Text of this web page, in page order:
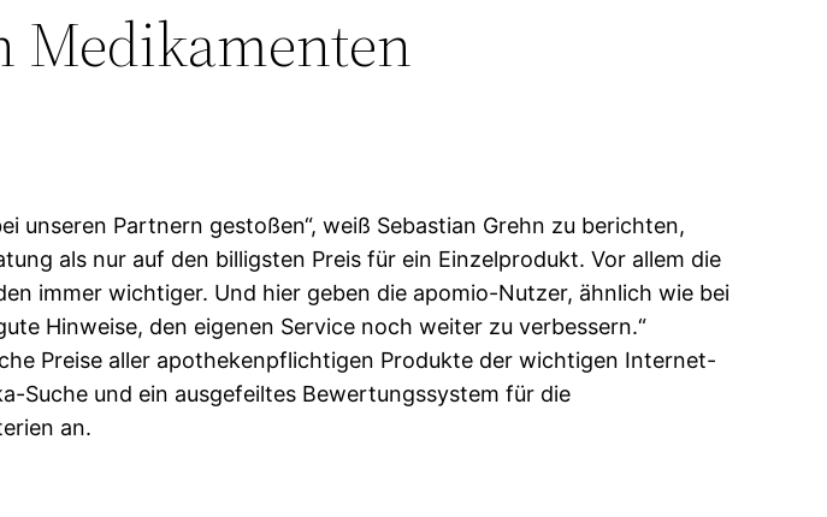
Medikamenten
unseren Partnern gestoßen“, weiß Sebastian Grehn zu berichten,
als nur auf den billigsten Preis für ein Einzelprodukt. Vor allem die
immer wichtiger. Und hier geben die apomio-Nutzer, ähnlich wie bei
Hinweise, den eigenen Service noch weiter zu verbessern.“
Preise aller apothekenpflichtigen Produkte der wichtigen Internet-
Suche und ein ausgefeiltes Bewertungssystem für die
an.